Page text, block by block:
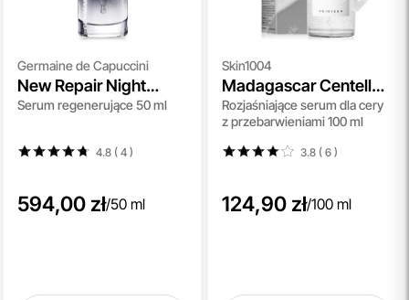
Germaine de Capuccini
New Repair Night
Progress Serum
Serum regenerujące 50 ml
4.8 ( 4)
594,00 zł/50 ml
Skin1004
Madagascar Centella
Tone Brightening
Capsule Ampoule
Rozjaśniające serum dla cery
z przebarwieniami 100 ml
3.8 ( 6)
124,90 zł/100 ml